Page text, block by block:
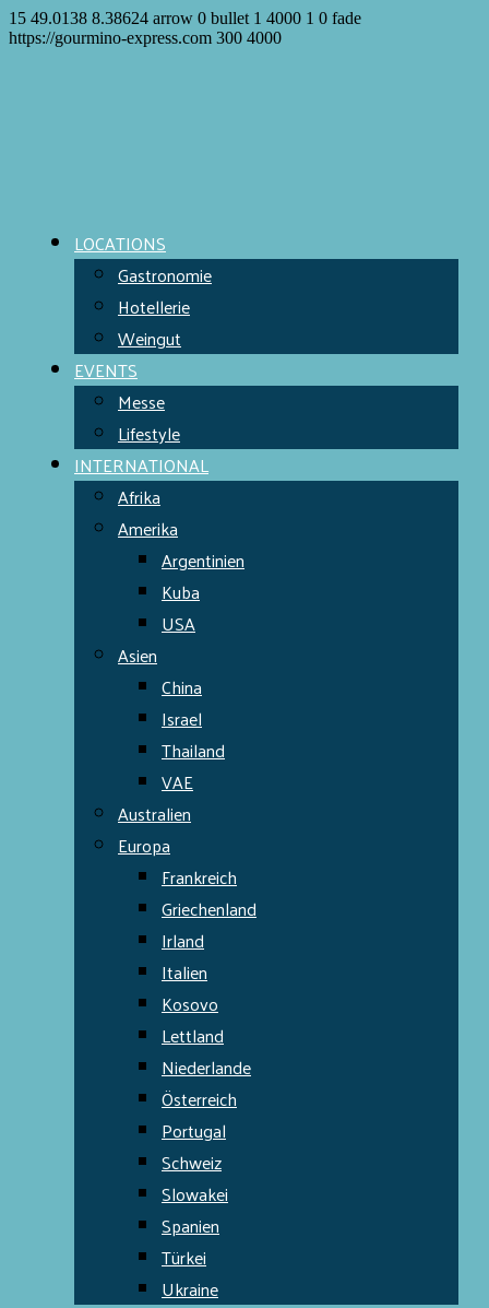
15 49.0138 8.38624 arrow 0 bullet 1 4000 1 0 fade
https://gourmino-express.com 300 4000
LOCATIONS
Gastronomie
Hotellerie
Weingut
EVENTS
Messe
Lifestyle
INTERNATIONAL
Afrika
Amerika
Argentinien
Kuba
USA
Asien
China
Israel
Thailand
VAE
Australien
Europa
Frankreich
Griechenland
Irland
Italien
Kosovo
Lettland
Niederlande
Österreich
Portugal
Schweiz
Slowakei
Spanien
Türkei
Ukraine